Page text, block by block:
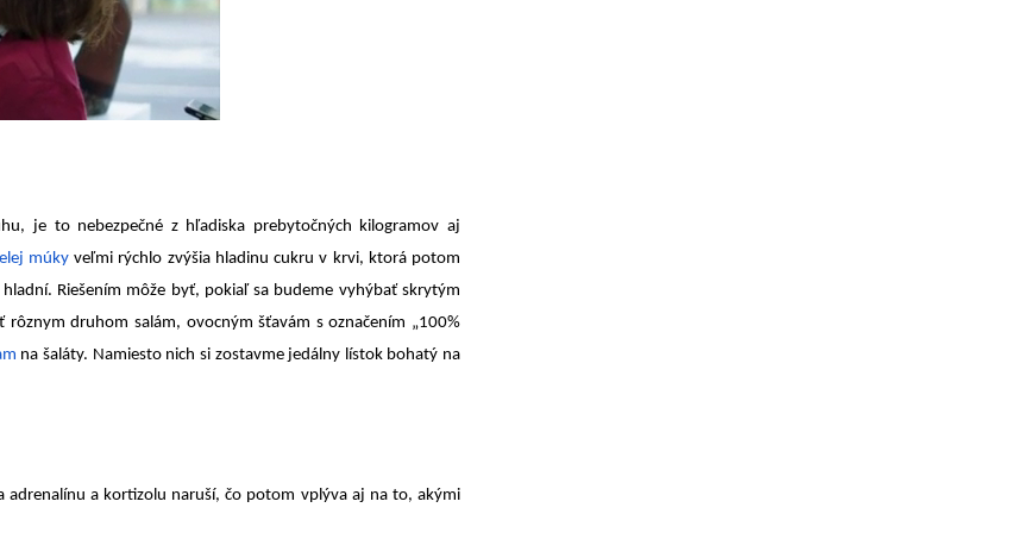
je to nebezpečné z hľadiska prebytočných kilogramov aj
múkyveľmi rýchlo zvýšia hladinu cukru v krvi, ktorá potom
Riešením môže byť, pokiaľ sa budeme vyhýbať skrytým
druhom salám, ovocným šťavám s označením „100%
na šaláty. Namiesto nich si zostavme jedálny lístok bohatý na
a kortizolu naruší, čo potom vplýva aj na to, akými